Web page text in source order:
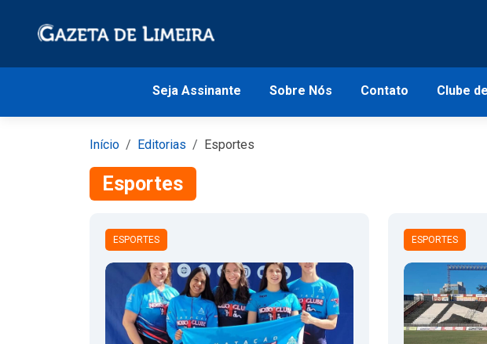
Seja Assinante Sobre Nós Contato Clube
Início Editorias Esportes
Esportes
ESPORTES ESPORTES